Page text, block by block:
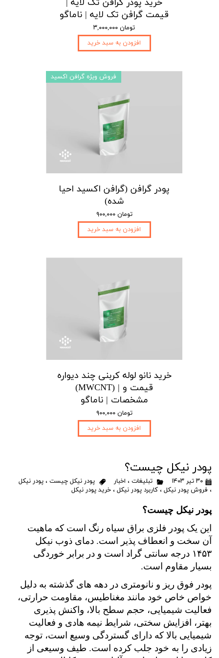
پودر نیکل چیست؟
۳۰ تیر ۱۴۰۳ تبلیغات ، اخبار پودر نیکل چیست ،پودر نیکل
، فروش پودر نیکل ،کاربرد پودر نیکل ،خرید پودر نیکل
پودر نیکل چیست؟
این یک پودر فلزی براق سیاه رنگ است که ماهیت
آن سخت و انعطاف پذیر است.دمای ذوب نیکل
۱۴۵۳ درجه سانتی گراد است و در برابر خوردگی
بسیار مقاوم است.
پودر فوق ریز و نانومتری در دهه های گذشته به دلیل
خواص خاص خود مانند مغناطیس، مقاومت حرارتی،
فعالیت شیمیایی، حجم سطح بالا، واکنش پذیری
بهتر، افزایش سختی، شرایط نیمه هادی و فعالیت
شیمیایی بالا که دارای گستردگی وسیع است، توجه
زیادی را به خود جلب کرده است. طیف وسیعی از
خرید پودر گرافن تک لایه |
قیمت گرافن تک لایه | ناماگو
۳,۰۰۰,۰۰۰ تومان
افزودن به سبد خرید
پودر گرافن (گرافن اکسید احیا
شده)
۹۰۰,۰۰۰ تومان
افزودن به سبد خرید
فروش ویژه گرافن اکسید
خرید نانو لوله کربنی چند دیواره
(MWCNT) | قیمت و
مشخصات | ناماگو
۹۰۰,۰۰۰ تومان
افزودن به سبد خرید